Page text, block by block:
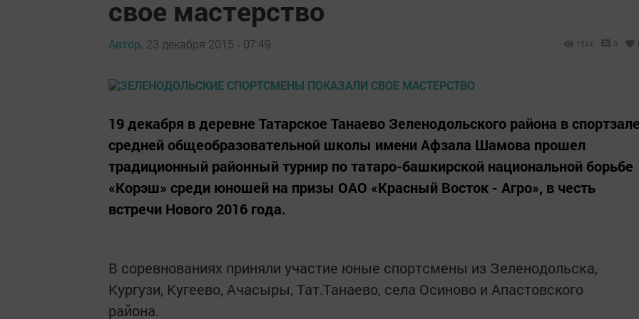
свое мастерство
Автор, 23 декабря 2015 - 07:49 1544 0
19 декабря в деревне Татарское Танаево Зеленодольского района в
средней общеобразовательной школы имени Афзала Шамова прошел
традиционный районный турнир по татаро-башкирской национальной борьбе
«Корэш» среди юношей на призы ОАО «Красный Восток - Агро», в честь
встречи Нового 2016 года.
В соревнованиях приняли участие юные спортсмены из Зеленодольска,
Кургузи, Кугеево, Ачасыры, Тат.Танаево, села Осиново и Апастовского
района.